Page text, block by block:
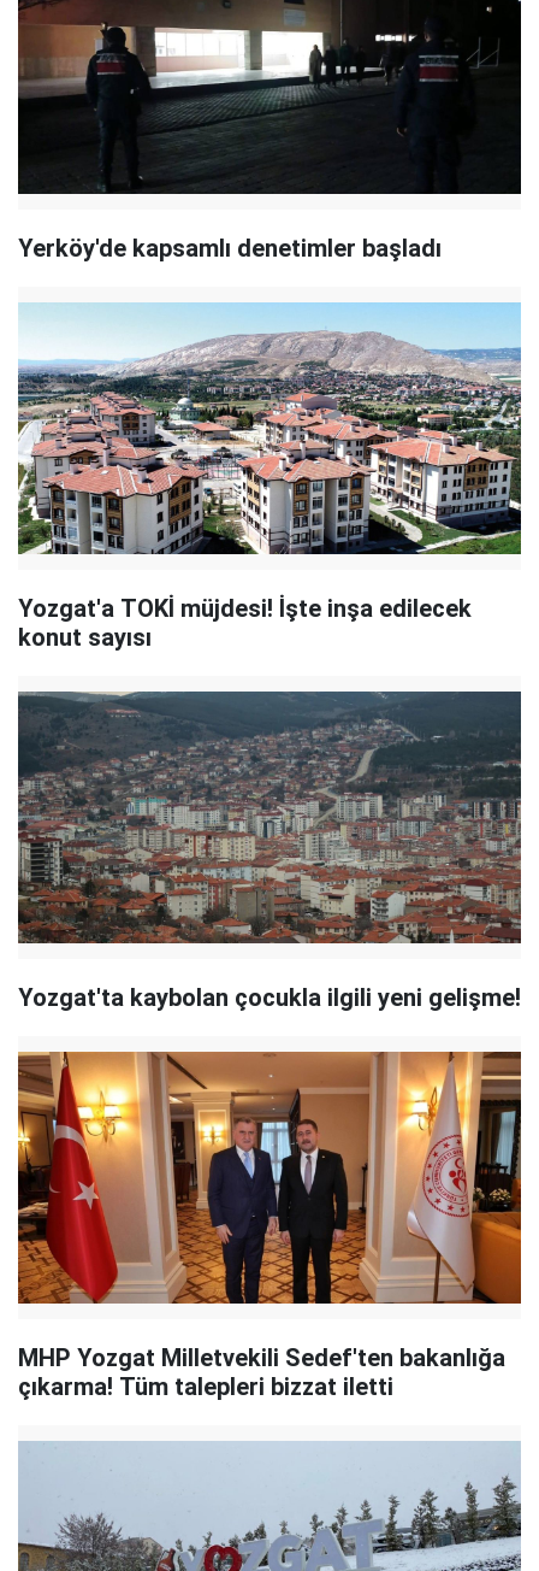
Yerköy'de kapsamlı denetimler başladı
Yozgat'a TOKİ müjdesi! İşte inşa edilecek
konut sayısı
Yozgat'ta kaybolan çocukla ilgili yeni gelişme!
MHP Yozgat Milletvekili Sedef'ten bakanlığa
çıkarma! Tüm talepleri bizzat iletti